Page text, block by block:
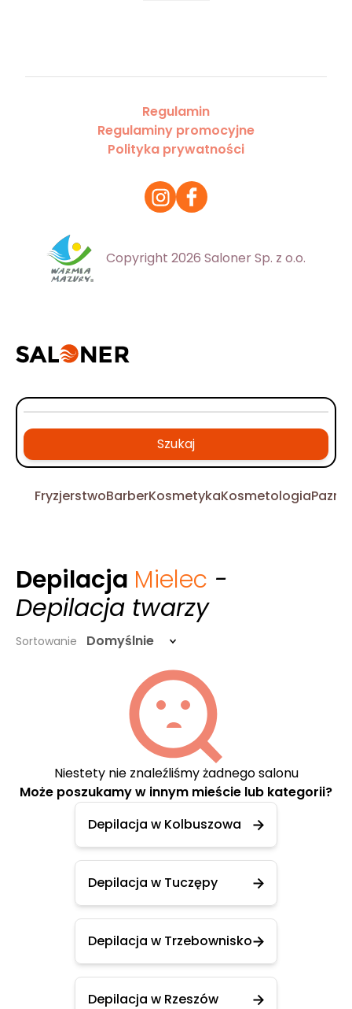
Regulamin
Regulaminy promocyjne
Polityka prywatności
Copyright 2026 Saloner Sp. z o.o.
Szukaj
FryzjerstwoBarberKosmetykaKosmetologia
Depilacja Mielec -
Depilacja twarzy
Sortowanie Domyślnie
Niestety nie znaleźliśmy żadnego salonu
Może poszukamy w innym mieście lub kategorii?
Depilacja w Kolbuszowa
Depilacja w Tuczępy
Depilacja w Trzebownisko
Depilacja w Rzeszów